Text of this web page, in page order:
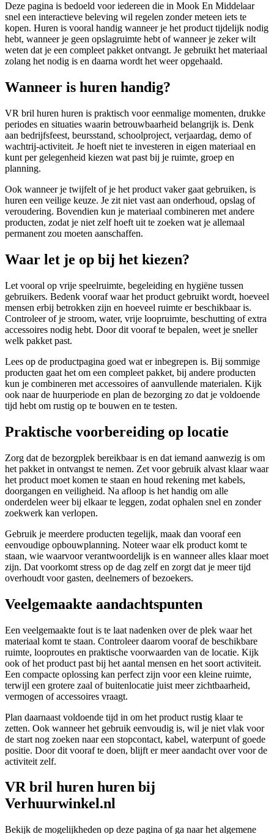
Deze pagina is bedoeld voor iedereen die in Mook En Middelaar
snel een interactieve beleving wil regelen zonder meteen iets te
kopen. Huren is vooral handig wanneer je het product tijdelijk nodig
hebt, wanneer je geen opslagruimte hebt of wanneer je zeker wilt
weten dat je een compleet pakket ontvangt. Je gebruikt het materiaal
zolang het nodig is en daarna wordt het weer opgehaald.
Wanneer is huren handig?
VR bril huren huren is praktisch voor eenmalige momenten, drukke
periodes en situaties waarin betrouwbaarheid belangrijk is. Denk
aan bedrijfsfeest, beursstand, schoolproject, verjaardag, demo of
wachtrij-activiteit. Je hoeft niet te investeren in eigen materiaal en
kunt per gelegenheid kiezen wat past bij je ruimte, groep en
planning.
Ook wanneer je twijfelt of je het product vaker gaat gebruiken, is
huren een veilige keuze. Je zit niet vast aan onderhoud, opslag of
veroudering. Bovendien kun je materiaal combineren met andere
producten, zodat je niet zelf hoeft uit te zoeken wat je allemaal
permanent zou moeten aanschaffen.
Waar let je op bij het kiezen?
Let vooral op vrije speelruimte, begeleiding en hygiëne tussen
gebruikers. Bedenk vooraf waar het product gebruikt wordt, hoeveel
mensen erbij betrokken zijn en hoeveel ruimte er beschikbaar is.
Controleer of je stroom, water, vrije loopruimte, beschutting of extra
accessoires nodig hebt. Door dit vooraf te bepalen, weet je sneller
welk pakket past.
Lees op de productpagina goed wat er inbegrepen is. Bij sommige
producten gaat het om een compleet pakket, bij andere producten
kun je combineren met accessoires of aanvullende materialen. Kijk
ook naar de huurperiode en plan de bezorging zo dat je voldoende
tijd hebt om rustig op te bouwen en te testen.
Praktische voorbereiding op locatie
Zorg dat de bezorgplek bereikbaar is en dat iemand aanwezig is om
het pakket in ontvangst te nemen. Zet voor gebruik alvast klaar waar
het product moet komen te staan en houd rekening met kabels,
doorgangen en veiligheid. Na afloop is het handig om alle
onderdelen weer bij elkaar te leggen, zodat ophalen snel en zonder
zoekwerk kan verlopen.
Gebruik je meerdere producten tegelijk, maak dan vooraf een
eenvoudige opbouwplanning. Noteer waar elk product komt te
staan, wie waarvoor verantwoordelijk is en wanneer alles klaar moet
zijn. Dat voorkomt stress op de dag zelf en zorgt dat je meer tijd
overhoudt voor gasten, deelnemers of bezoekers.
Veelgemaakte aandachtspunten
Een veelgemaakte fout is te laat nadenken over de plek waar het
materiaal komt te staan. Controleer daarom vooraf de beschikbare
ruimte, looproutes en praktische voorwaarden van de locatie. Kijk
ook of het product past bij het aantal mensen en het soort activiteit.
Een compacte oplossing kan perfect zijn voor een kleine ruimte,
terwijl een grotere zaal of buitenlocatie juist meer zichtbaarheid,
vermogen of accessoires vraagt.
Plan daarnaast voldoende tijd in om het product rustig klaar te
zetten. Ook wanneer het gebruik eenvoudig is, wil je niet vlak voor
de start nog zoeken naar een stopcontact, kabel, waterpunt of goede
positie. Door dit vooraf te doen, blijft er meer aandacht over voor de
activiteit zelf.
VR bril huren huren bij
Verhuurwinkel.nl
Bekijk de mogelijkheden op deze pagina of ga naar het algemene